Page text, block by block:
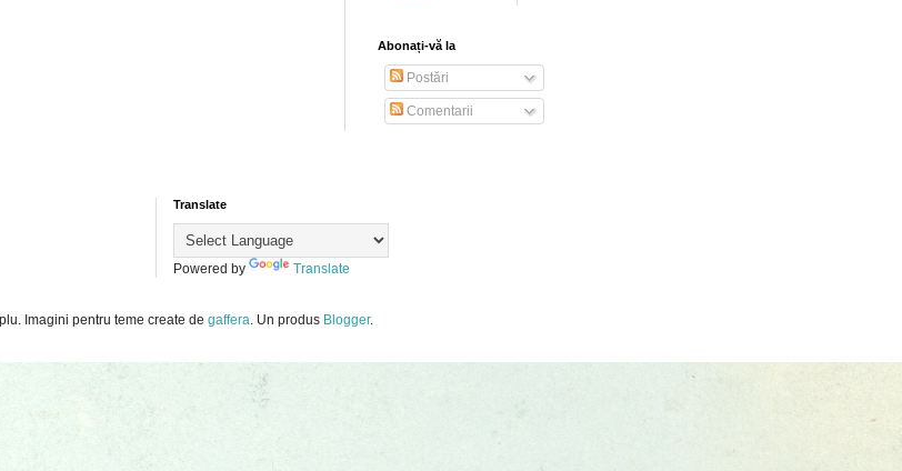
Abonați-vă la
Postări
Comentarii
Translate
Powered by Translate
Imagini pentru teme create de gaffera. Un produs Blogger.